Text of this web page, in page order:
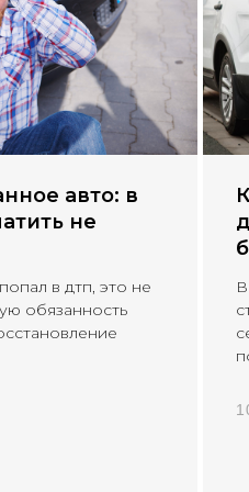
авто: в
не
в дтп, это не
обязанность